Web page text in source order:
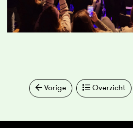
Vorige Overzicht